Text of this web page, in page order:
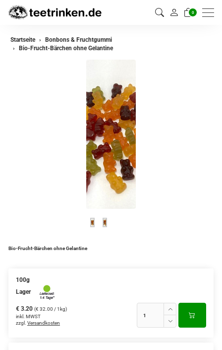
0
Startseite
Bonbons & Fruchtgummi
Bio-Frucht-Bärchen ohne Gelantine
Bio-Frucht-Bärchen ohne Gelantine
100g
Lager
€ 3.20 (€ 32.00 / 1kg)
inkl. MWST
zzgl. Versandkosten